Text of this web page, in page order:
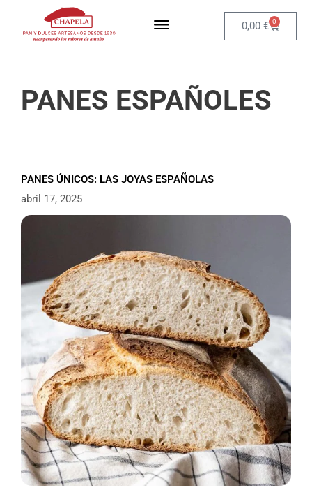
0,00 € 0
PANES ESPAÑOLES
PANES ÚNICOS: LAS JOYAS ESPAÑOLAS
abril 17, 2025